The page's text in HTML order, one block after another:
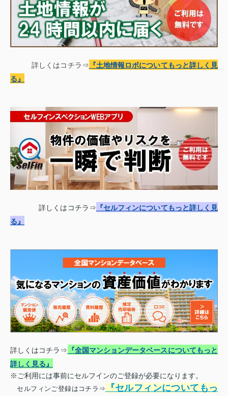
詳しくはコチラ⇒ 『土地情報ロボについてもっと詳しく見
る 』
詳しくはコチラ⇒ 『セルフィンについてもっと詳しく見
る』
詳しくはコチラ⇒ 『全国マンションデータベースについてもっと
詳しく見る』
※ご利用には事前にセルフインのご登録が必要になります。
セルフィンご登録はコチラ⇒
『セルフィンについてもっ